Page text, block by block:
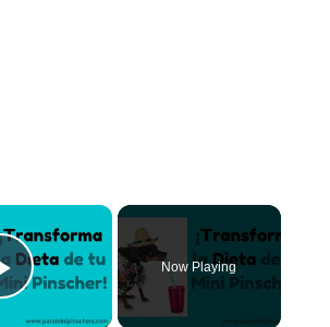
×
Play Video
Now Playing